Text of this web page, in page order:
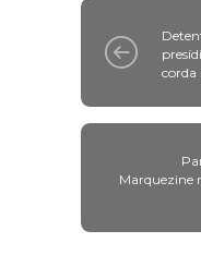
corda
Marquezine